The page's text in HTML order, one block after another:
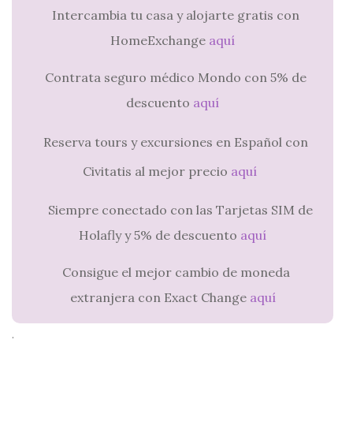
Intercambia tu casa y alojarte gratis con
HomeExchange aquí
Contrata seguro médico Mondo con 5% de
descuento aquí
Reserva tours y excursiones en Español con
Civitatis al mejor precio aquí
Siempre conectado con las Tarjetas SIM de
Holafly y 5% de descuento aquí
Consigue el mejor cambio de moneda
extranjera con Exact Change aquí
.